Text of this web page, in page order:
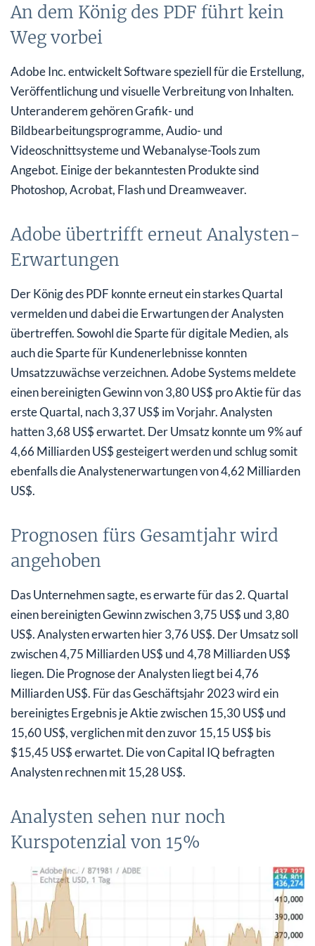
An dem König des PDF führt kein
Weg vorbei
Adobe Inc. entwickelt Software speziell für die Erstellung,
Veröffentlichung und visuelle Verbreitung von Inhalten.
Unteranderem gehören Grafik- und
Bildbearbeitungsprogramme, Audio- und
Videoschnittsysteme und Webanalyse-Tools zum
Angebot. Einige der bekanntesten Produkte sind
Photoshop, Acrobat, Flash und Dreamweaver.
Adobe übertrifft erneut Analysten-
Erwartungen
Der König des PDF konnte erneut ein starkes Quartal
vermelden und dabei die Erwartungen der Analysten
übertreffen. Sowohl die Sparte für digitale Medien, als
auch die Sparte für Kundenerlebnisse konnten
Umsatzzuwächse verzeichnen. Adobe Systems meldete
einen bereinigten Gewinn von 3,80 US$ pro Aktie für das
erste Quartal, nach 3,37 US$ im Vorjahr. Analysten
hatten 3,68 US$ erwartet. Der Umsatz konnte um 9% auf
4,66 Milliarden US$ gesteigert werden und schlug somit
ebenfalls die Analystenerwartungen von 4,62 Milliarden
US$.
Prognosen fürs Gesamtjahr wird
angehoben
Das Unternehmen sagte, es erwarte für das 2. Quartal
einen bereinigten Gewinn zwischen 3,75 US$ und 3,80
US$. Analysten erwarten hier 3,76 US$. Der Umsatz soll
zwischen 4,75 Milliarden US$ und 4,78 Milliarden US$
liegen. Die Prognose der Analysten liegt bei 4,76
Milliarden US$. Für das Geschäftsjahr 2023 wird ein
bereinigtes Ergebnis je Aktie zwischen 15,30 US$ und
15,60 US$, verglichen mit den zuvor 15,15 US$ bis
$15,45 US$ erwartet. Die von Capital IQ befragten
Analysten rechnen mit 15,28 US$.
Analysten sehen nur noch
Kurspotenzial von 15%